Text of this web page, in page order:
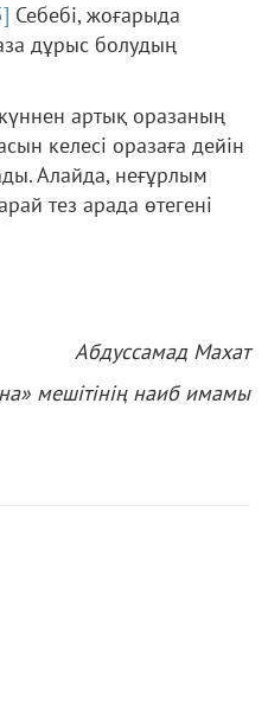
Себебі, жоғарыда
дұрыс болудың
артық оразаның
келесі оразаға дейін
Алайда, неғұрлым
тез арада өтегені
Абдуссамад Махат
мешітінің наиб имамы